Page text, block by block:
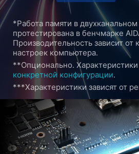
*Работа памяти в
протестирована в бенчмарке
Производительность зависит от
настроек компьютера.
**Опционально. Характеристики
конкретной конфигурации.
***Характеристики зависят от